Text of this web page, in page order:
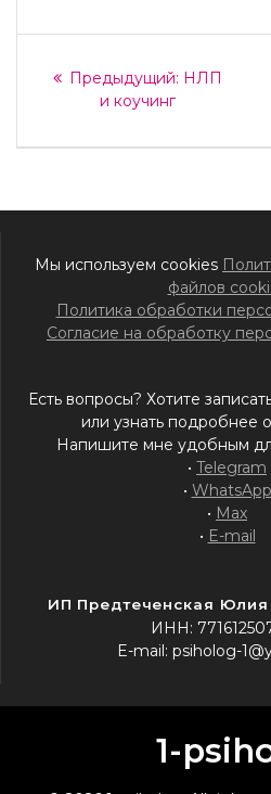
записям
Предыдущий: НЛП
и коучинг
Мы используем cookies
файлов
Политика обработки
Согласие на обработку
Есть вопросы? Хотите
или узнать подробнее
Напишите мне удобным
• Telegram
• WhatsApp
• Max
• E-mail
ИП Предтеченская
ИНН:
E-mail: psiholog-
1-